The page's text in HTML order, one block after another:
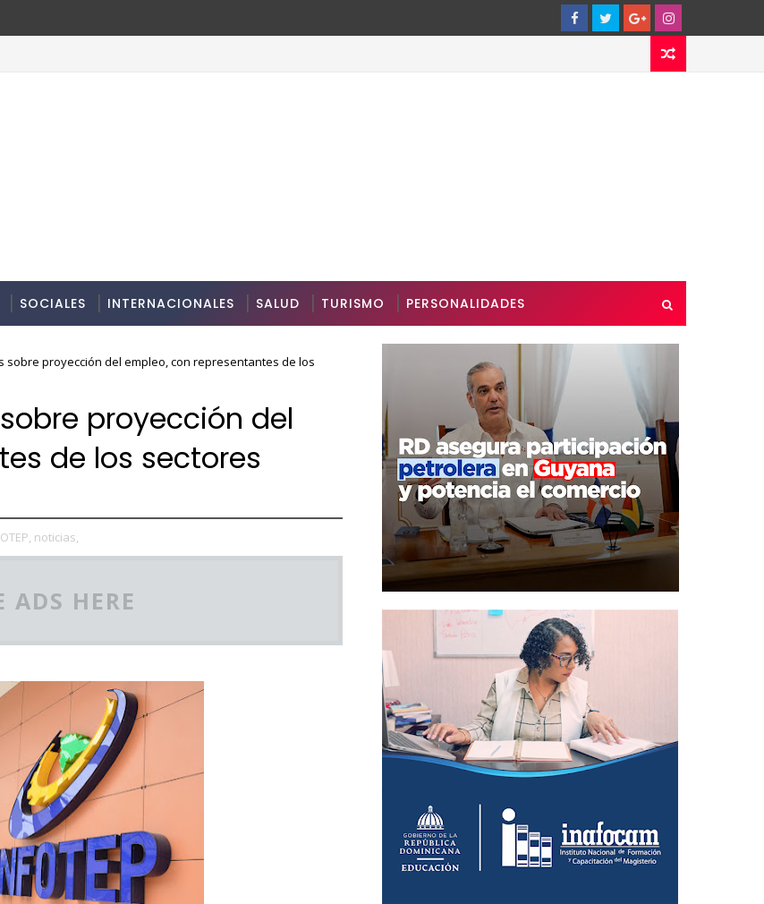
SOCIALES INTERNACIONALES SALUD TURISMO PERSONALIDADES
sobre proyección del empleo, con representantes de los
sobre proyección del
de los sectores
noticias,
ADS HERE